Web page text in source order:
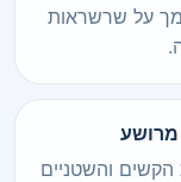
על שרשראות
מרושע
הקשים והשטניים